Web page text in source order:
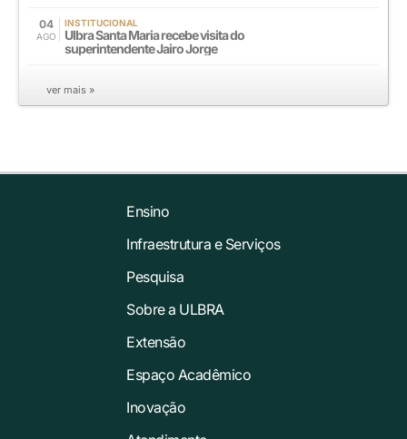
04
AGO
INSTITUCIONAL
Ulbra Santa Maria recebe visita do
superintendente Jairo Jorge
ver mais »
Ensino
Infraestrutura e Serviços
Pesquisa
Sobre a ULBRA
Extensão
Espaço Acadêmico
Inovação